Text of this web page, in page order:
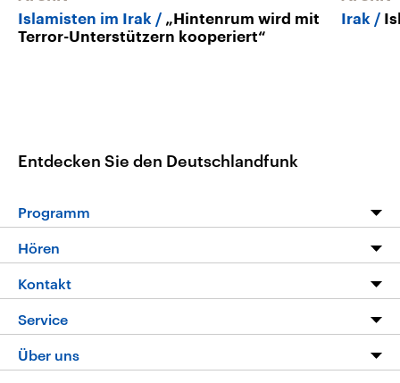
Islamisten im Irak
„Hintenrum wird mit
Terror-Unterstützern kooperiert“
Irak
Entdecken Sie den Deutschlandfunk
Programm
Programm
Die Nachrichten
Nachrichtenleicht
Neue Beiträge auf dlf.de
Hören
Livestream
Podcasts
Deutschlandfunk App
Kontakt
Hörerservice
Service
FAQ
Über uns